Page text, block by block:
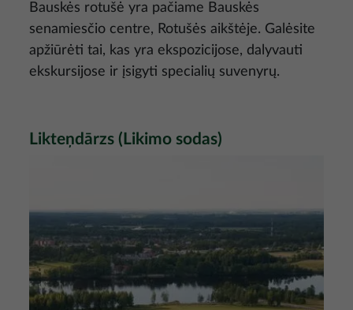
Bauskės rotušė yra pačiame Bauskės
senamiesčio centre, Rotušės aikštėje. Galėsite
apžiūrėti tai, kas yra ekspozicijose, dalyvauti
ekskursijose ir įsigyti specialių suvenyrų.
Likteņdārzs (Likimo sodas)